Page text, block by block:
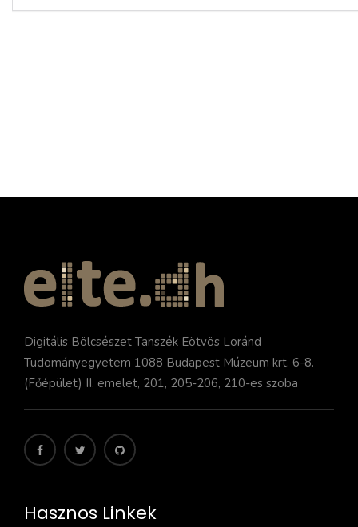
Digitális Bölcsészet Tanszék Eötvös Loránd
Tudományegyetem 1088 Budapest Múzeum krt. 6-8.
(Főépület) II. emelet, 201, 205-206, 210-es szoba
Hasznos Linkek